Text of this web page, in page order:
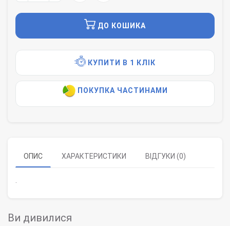
ДО КОШИКА
КУПИТИ В 1 КЛІК
ПОКУПКА ЧАСТИНАМИ
ОПИС ХАРАКТЕРИСТИКИ ВІДГУКИ (0)
.
Ви дивилися